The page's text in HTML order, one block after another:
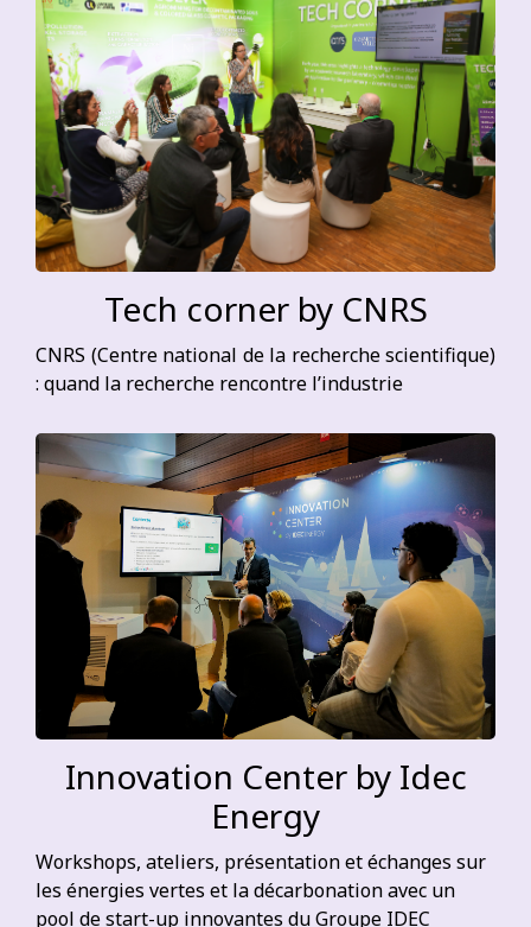
Tech corner by CNRS
CNRS (Centre national de la recherche scientifique)
: quand la recherche rencontre l’industrie
Innovation Center by Idec
Energy
Workshops, ateliers, présentation et échanges sur
les énergies vertes et la décarbonation avec un
pool de start-up innovantes du Groupe IDEC